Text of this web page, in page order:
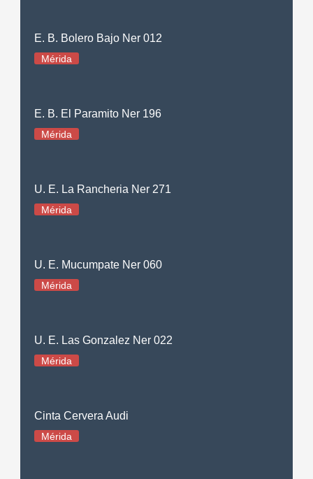
E. B. Bolero Bajo Ner 012
Mérida
E. B. El Paramito Ner 196
Mérida
U. E. La Rancheria Ner 271
Mérida
U. E. Mucumpate Ner 060
Mérida
U. E. Las Gonzalez Ner 022
Mérida
Cinta Cervera Audi
Mérida